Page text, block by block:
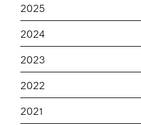
2025
2024
2023
2022
2021